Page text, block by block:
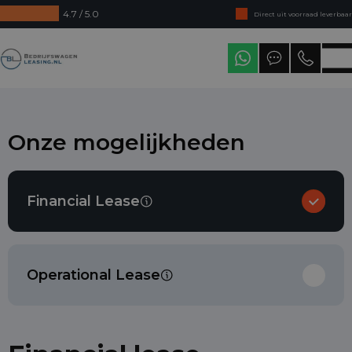
4.7 / 5.0
Direct uit voorraad leverbaar
Levering in heel Nederland
Onze mogelijkheden
Financial Lease
Operational Lease